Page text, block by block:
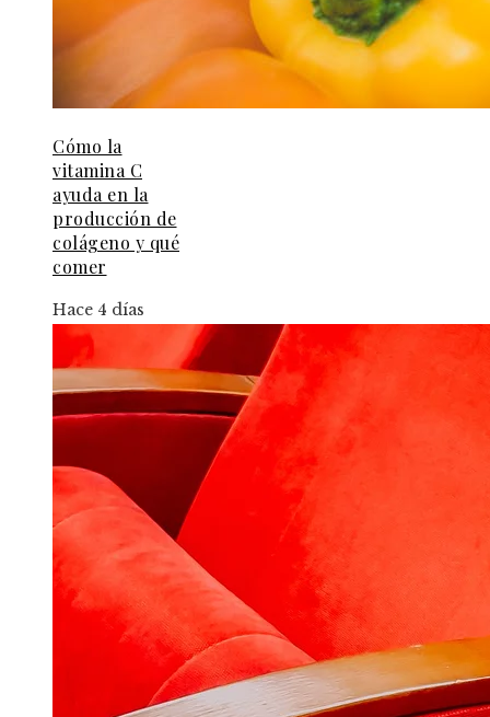
Cómo la
vitamina C
ayuda en la
producción de
colágeno y qué
comer
Hace 4 días